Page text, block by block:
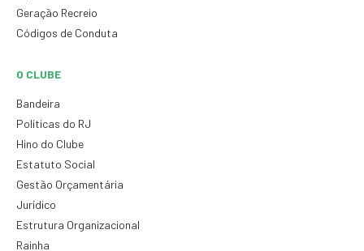
Geração Recreio
Códigos de Conduta
O CLUBE
Bandeira
Políticas do RJ
Hino do Clube
Estatuto Social
Gestão Orçamentária
Jurídico
Estrutura Organizacional
Rainha